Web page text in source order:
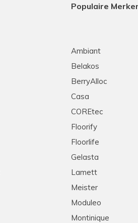
Populaire
Ambiant
Belakos
BerryAlloc
Casa
COREtec
Floorify
Floorlife
Gelasta
Lamett
Meister
Moduleo
Montinique